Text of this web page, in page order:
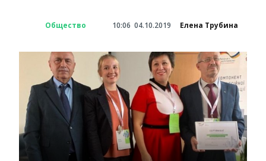
Общество 10:06 04.10.2019 Елена Трубина